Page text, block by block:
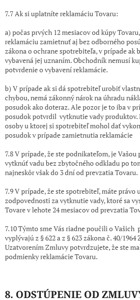
7.7 Ak si uplatníte reklamáciu Tovaru:
a) počas prvých 12 mesiacov od kúpy
reklamáciu zamietnuť aj bez odborného
zákona o ochrane spotrebiteľa, v prípade ak
vybavená jej uznaním. Obchodník nemusí
potvrdenie o vybavení reklamácie.
b) V prípade ak si dá spotrebiteľ urobiť
chybou, nemá zákonný nárok na úhradu
posudok ako doteraz. Ale pozor je to iba v
posudok potvrdil vytknutie vady produktov.
osoby u ktorej si spotrebiteľ mohol dať
posudok v prípade zamietnutia reklamácie
7.8 V prípade, že ste podnikateľom, je
vytknúť vadu bez zbytočného odkladu po
najneskôr však do 3 dní od prevzatia Tovaru.
7.9 V prípade, že ste spotrebiteľ, máte právo
zodpovednosti za vytknutie vady, ktoré sa
Tovare v lehote 24 mesiacov od prevzatia
7.10 Týmto sme Vás riadne poučili o Vašich
vyplývajú z § 622 a z § 623 zákona č. 40/
Uzatvorením Zmluvy potvrdzujete, že ste
podmienky reklamácie Tovaru.
8. ODSTÚPENIE OD